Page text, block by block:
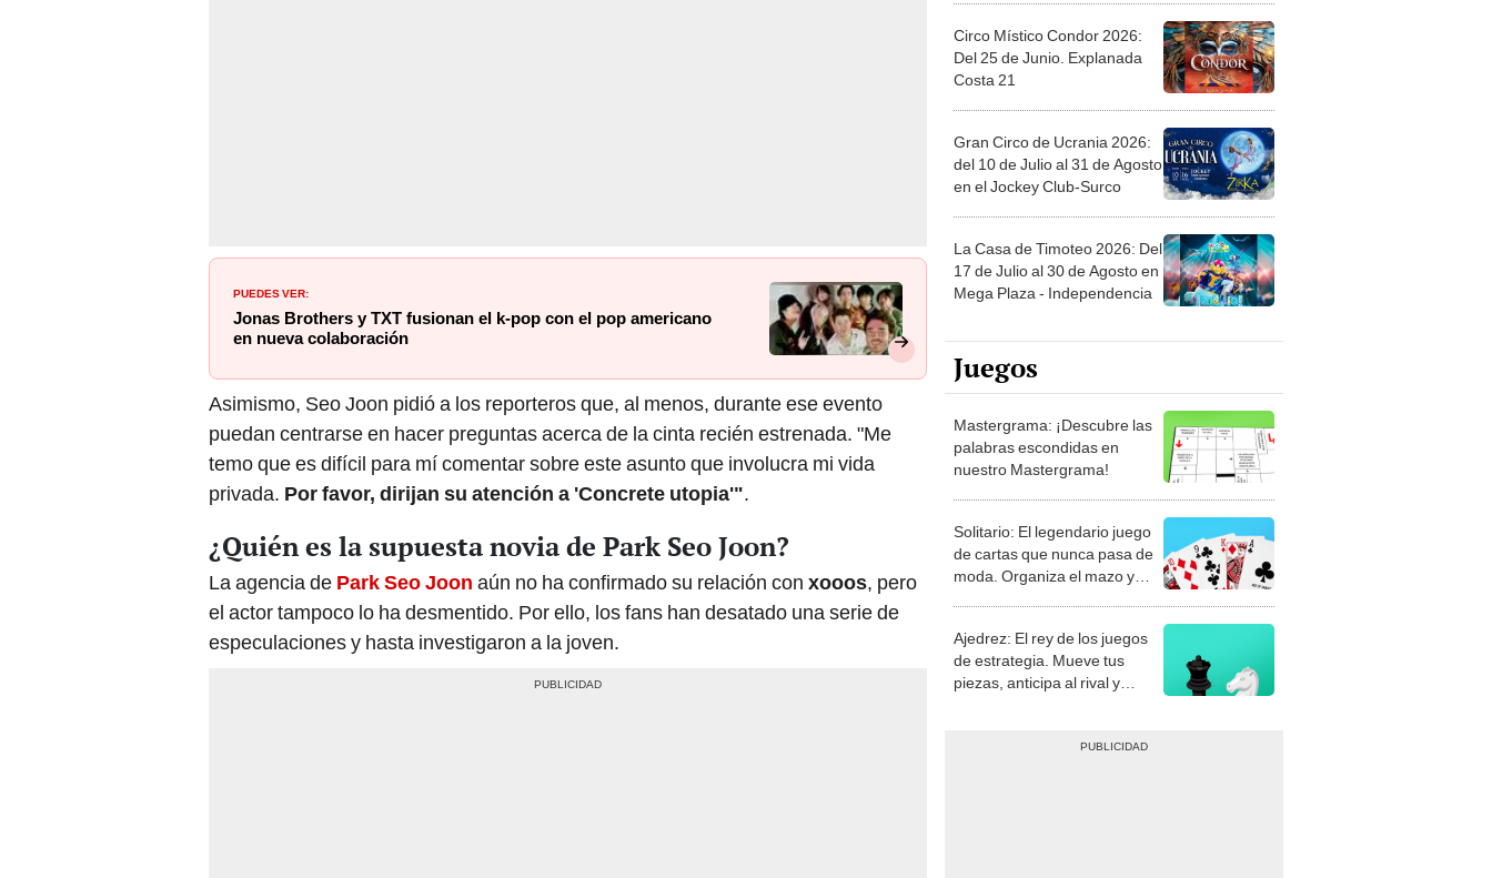
PUEDES VER:
Jonas Brothers y TXT fusionan el k-pop con el pop americano
en nueva colaboración
Asimismo, Seo Joon pidió a los reporteros que, al menos, durante ese evento
puedan centrarse en hacer preguntas acerca de la cinta recién estrenada. "Me
temo que es difícil para mí comentar sobre este asunto que involucra mi vida
privada. Por favor, dirijan su atención a 'Concrete utopia'".
¿Quién es la supuesta novia de Park Seo Joon?
La agencia de Park Seo Joon aún no ha confirmado su relación con xooos, pero
el actor tampoco lo ha desmentido. Por ello, los fans han desatado una serie de
especulaciones y hasta investigaron a la joven.
Circo Místico Condor 2026:
Del 25 de Junio. Explanada
Costa 21
Gran Circo de Ucrania 2026:
del 10 de Julio al 31 de Agosto
en el Jockey Club-Surco
La Casa de Timoteo 2026: Del
17 de Julio al 30 de Agosto en
Mega Plaza - Independencia
Juegos
Mastergrama: ¡Descubre las
palabras escondidas en
nuestro Mastergrama!
Solitario: El legendario juego
de cartas que nunca pasa de
moda. Organiza el mazo y
Ajedrez: El rey de los juegos
de estrategia. Mueve tus
piezas, anticipa al rival y